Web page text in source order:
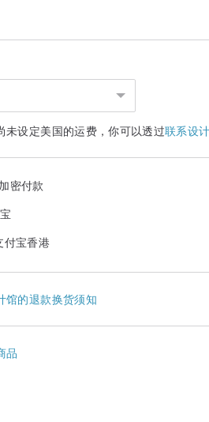
未设定美国的运费，你可以透过联系设
密付款
付宝香港
馆的退款换货须知
品